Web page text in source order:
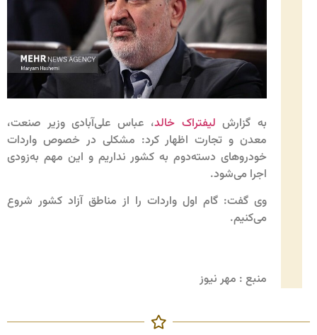
به گزارش لیفتراک خالد، عباس علی‌آبادی وزیر صنعت،
معدن و تجارت اظهار کرد: مشکلی در خصوص واردات
خودروهای دسته‌دوم به کشور نداریم و این مهم به‌زودی
اجرا می‌شود.
وی گفت: گام اول واردات را از مناطق آزاد کشور شروع
می‌کنیم.
منبع : مهر نیوز